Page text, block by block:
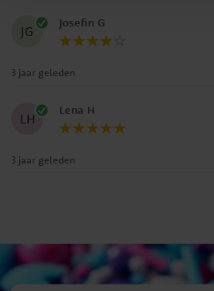
JG
Josefin G
3 jaar geleden
LH
Lena H
3 jaar geleden